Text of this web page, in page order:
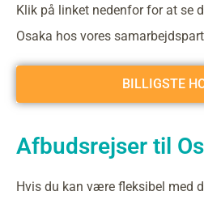
Klik på linket nedenfor for at se
Osaka hos vores
BILLIGSTE
Afbudsrejser til
Hvis du kan være fleksibel med